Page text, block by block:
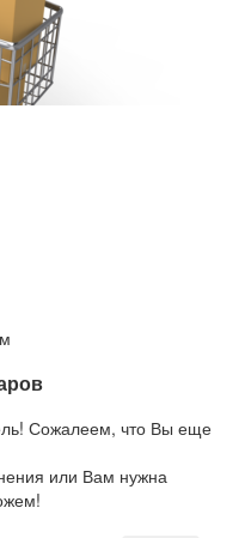
Сожалеем, что Вы еще
или Вам нужна